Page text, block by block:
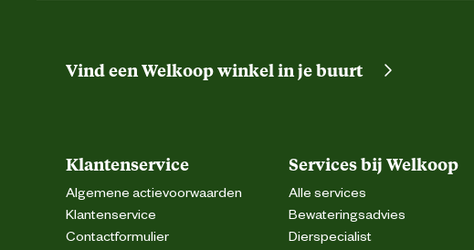
Tijd overschilderbaar
Materiaal & Samenstelling
Duurzaamheids eigenschappen
Vind een Welkoop winkel in je buurt
Klantenservice
Algemene actievoorwaarden
Klantenservice
Contactformulier
Services bij Welkoop
Alle services
Bewateringsadvies
Dierspecialist